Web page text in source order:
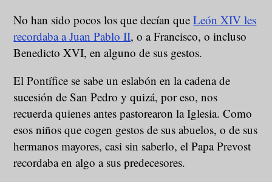
No han sido pocos los que decían queLeón XIV les
recordaba a Juan Pablo II, o a Francisco, o incluso
Benedicto XVI, en alguno de sus gestos.
El Pontífice se sabe un eslabón en la cadena de
sucesión de San Pedro y quizá, por eso, nos
recuerda quienes antes pastorearon la Iglesia. Como
esos niños que cogen gestos de sus abuelos, o de sus
hermanos mayores, casi sin saberlo, el Papa Prevost
recordaba en algo a sus predecesores.